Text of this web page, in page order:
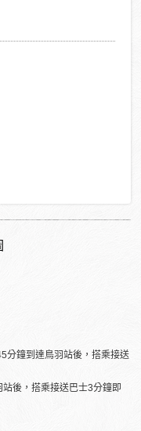
分鐘到達鳥羽站後，搭乘接送
站後，搭乘接送巴士3分鐘即